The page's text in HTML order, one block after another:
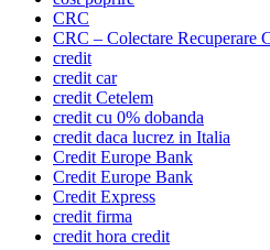
CRC
CRC – Colectare Recuperare
credit
credit car
credit Cetelem
credit cu 0% dobanda
credit daca lucrez in Italia
Credit Europe Bank
Credit Europe Bank
Credit Express
credit firma
credit hora credit